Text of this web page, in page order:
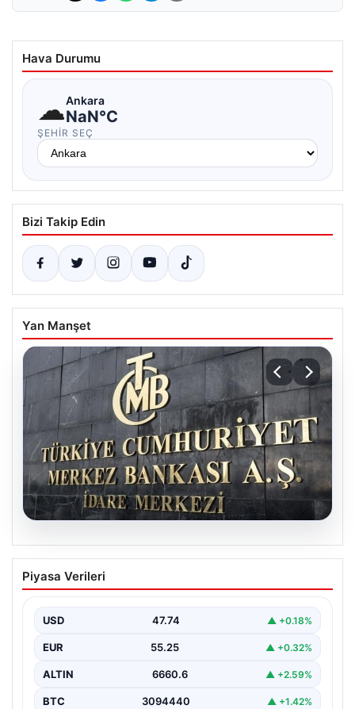
Hava Durumu
☁Ankara
NaN°C
ŞEHIR SEÇ
Bizi Takip Edin
Yan Manşet
07.08.2026
Merkez Bankası faiz kararı ne zaman?
Ekonomistlerin nisan ayı faiz beklentisi
Piyasa Verileri
USD 47.74 ▲ +0.18%
EUR 55.25 ▲ +0.32%
ALTIN 6660.6 ▲ +2.59%
BTC 3094440 ▲ +1.42%